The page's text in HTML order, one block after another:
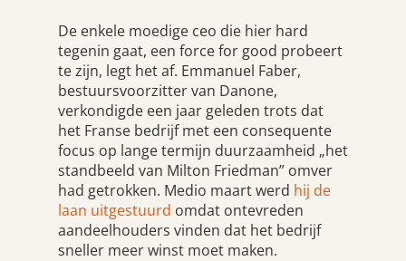
De enkele moedige ceo die hier hard
tegenin gaat, een force for good probeert
te zijn, legt het af. Emmanuel Faber,
bestuursvoorzitter van Danone,
verkondigde een jaar geleden trots dat
het Franse bedrijf met een consequente
focus op lange termijn duurzaamheid „het
standbeeld van Milton Friedman” omver
had getrokken. Medio maart werd hij de
laan uitgestuurd omdat ontevreden
aandeelhouders vinden dat het bedrijf
sneller meer winst moet maken.